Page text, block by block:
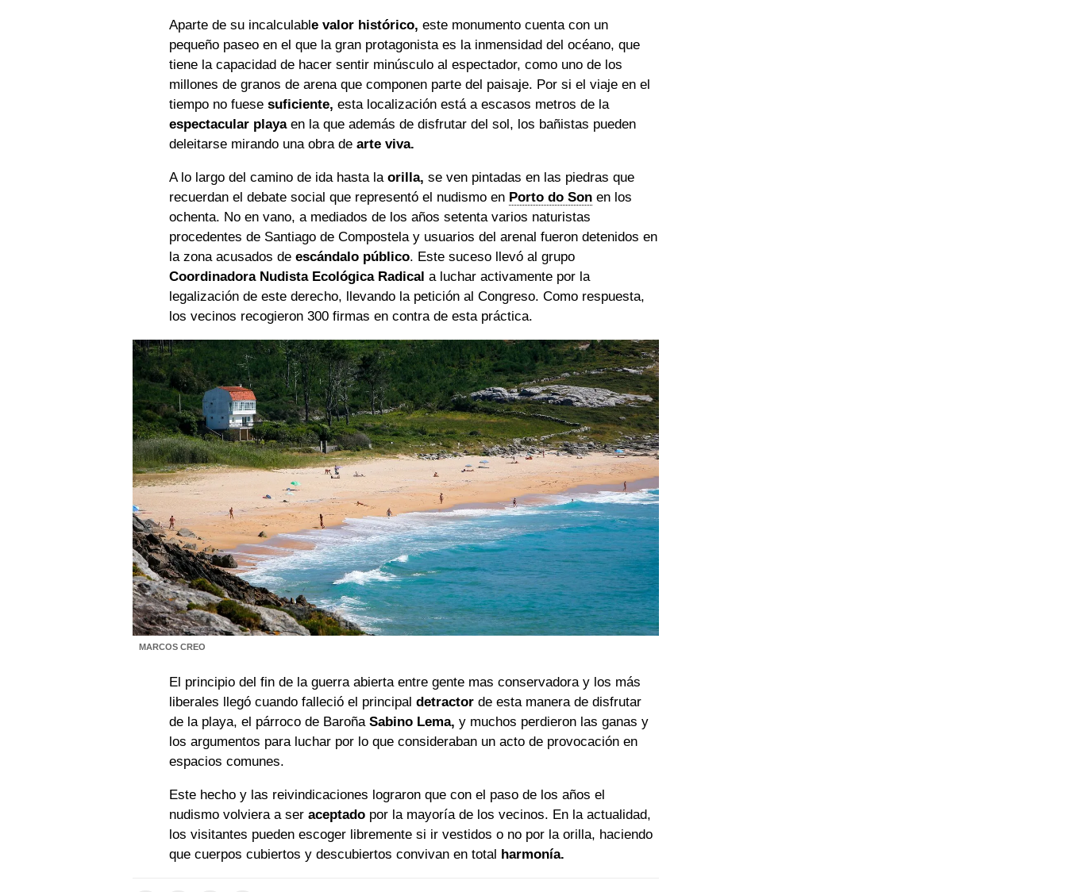
Aparte de su incalculable valor histórico, este monumento cuenta con un
pequeño paseo en el que la gran protagonista es la inmensidad del océano, que
tiene la capacidad de hacer sentir minúsculo al espectador, como uno de los
millones de granos de arena que componen parte del paisaje. Por si el viaje en el
tiempo no fuesesuficiente, esta localización está a escasos metros de la
espectacular playaen la que además de disfrutar del sol, los bañistas pueden
deleitarse mirando una obra dearte viva.
A lo largo del camino de ida hasta laorilla, se ven pintadas en las piedras que
recuerdan el debate social que representó el nudismo en Porto do Son en los
ochenta. No en vano, a mediados de los años setenta varios naturistas
procedentes de Santiago de Compostela y usuarios del arenal fueron detenidos en
la zona acusados de escándalo público. Este suceso llevó al grupo
Coordinadora Nudista Ecológica Radical a luchar activamente por la
legalización de este derecho, llevando la petición al Congreso. Como respuesta,
los vecinos recogieron 300 firmas en contra de esta práctica.
MARCOS CREO
El principio del fin de la guerra abierta entre gente mas conservadora y los más
liberales llegó cuando falleció el principaldetractor de esta manera de disfrutar
de la playa, el párroco de BaroñaSabino Lema, y muchos perdieron las ganas y
los argumentos para luchar por lo que consideraban un acto de provocación en
espacios comunes.
Este hecho y las reivindicaciones lograron que con el paso de los años el
nudismo volviera a ser aceptado por la mayoría de los vecinos. En la actualidad,
los visitantes pueden escoger libremente si ir vestidos o no por la orilla, haciendo
que cuerpos cubiertos y descubiertos convivan en total harmonía.